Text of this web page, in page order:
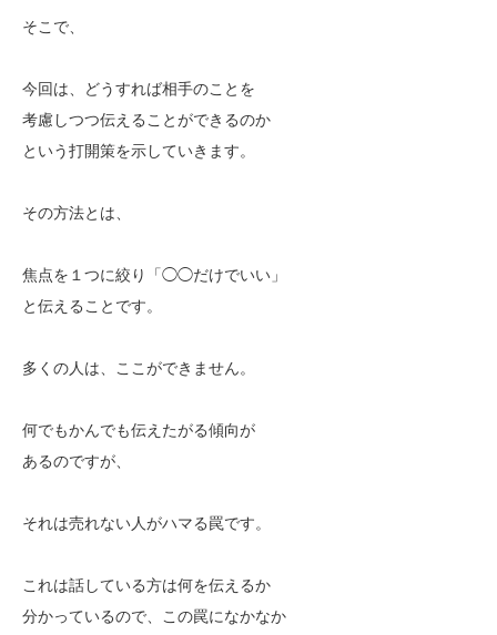
そこで、
今回は、どうすれば相手のことを
考慮しつつ伝えることができるのか
という打開策を示していきます。
その方法とは、
焦点を１つに絞り「◯◯だけでいい」
と伝えることです。
多くの人は、ここができません。
何でもかんでも伝えたがる傾向が
あるのですが、
それは売れない人がハマる罠です。
これは話している方は何を伝えるか
分かっているので、この罠になかなか